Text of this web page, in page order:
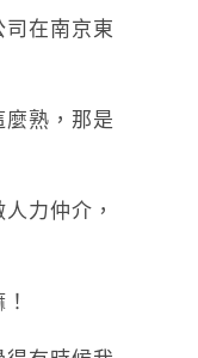
司在南京東
熟，那是
人力仲介，